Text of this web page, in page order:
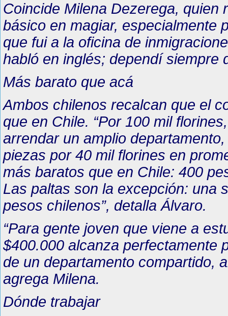
Coincide Milena Dezerega,
básico en magiar, especialmente
que fui a la oficina de
habló en inglés; dependí siempre
Más barato que acá
Ambos chilenos recalcan que el
que en Chile. “Por 100 mil
arrendar un amplio
piezas por 40 mil florines en
más baratos que en Chile: 400
Las paltas son la excepción: una
pesos chilenos”, detalla Álvaro.
“Para gente joven que viene a
$400.000 alcanza perfectamente
de un departamento compartido,
agrega Milena.
Dónde trabajar